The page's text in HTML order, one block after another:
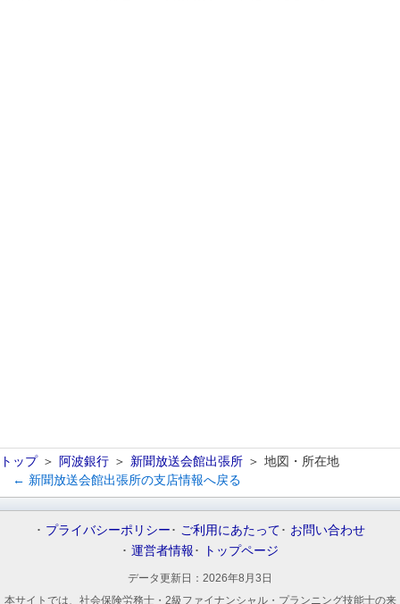
トップ 阿波銀行 新聞放送会館出張所
地図・所在地
← 新聞放送会館出張所の支店情報へ戻る
プライバシーポリシー ご利用にあたって
お問い合わせ
運営者情報
トップページ
データ更新日： 2026年8月3日
本サイトでは、社会保険労務士・2級ファイナンシャル・プランニング技能士の来